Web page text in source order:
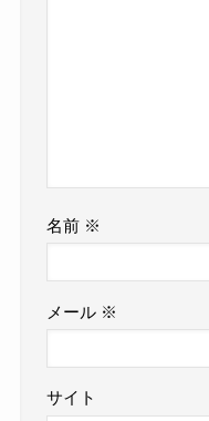
名前 ※
メール ※
サイト